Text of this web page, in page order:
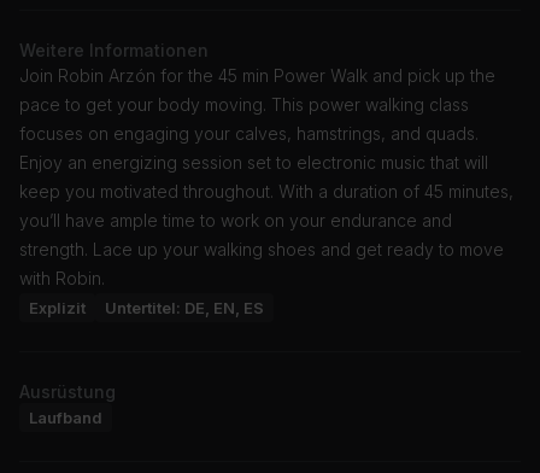
Weitere Informationen
Join Robin Arzón for the 45 min Power Walk and pick up the
pace to get your body moving. This power walking class
focuses on engaging your calves, hamstrings, and quads.
Enjoy an energizing session set to electronic music that will
keep you motivated throughout. With a duration of 45 minutes,
you’ll have ample time to work on your endurance and
strength. Lace up your walking shoes and get ready to move
with Robin.
Explizit Untertitel: DE, EN, ES
Ausrüstung
Laufband